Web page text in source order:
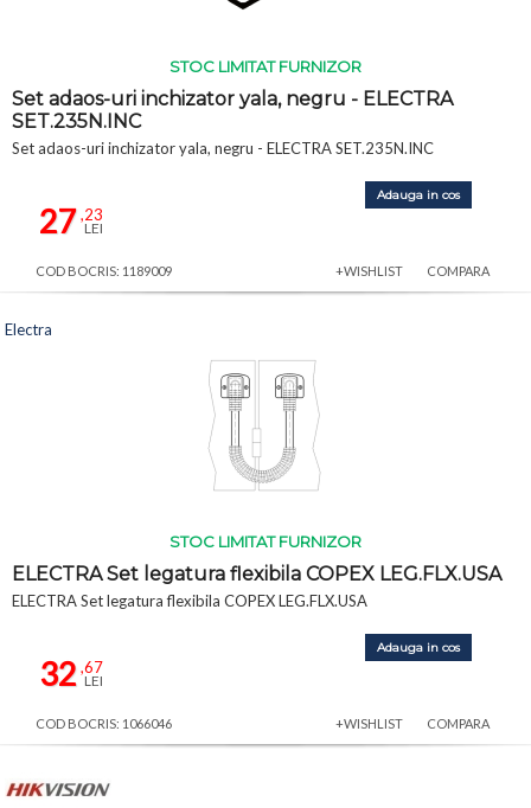
STOC LIMITAT FURNIZOR
Set adaos-uri inchizator yala, negru - ELECTRA
SET.235N.INC
Set adaos-uri inchizator yala, negru - ELECTRA SET.235N.INC
27,23
LEI
Adauga in cos
COD BOCRIS: 1189009 +WISHLIST COMPARA
STOC LIMITAT FURNIZOR
ELECTRA Set legatura flexibila COPEX LEG.FLX.USA
ELECTRA Set legatura flexibila COPEX LEG.FLX.USA
32,67
LEI
Adauga in cos
Electra
COD BOCRIS: 1066046 +WISHLIST COMPARA